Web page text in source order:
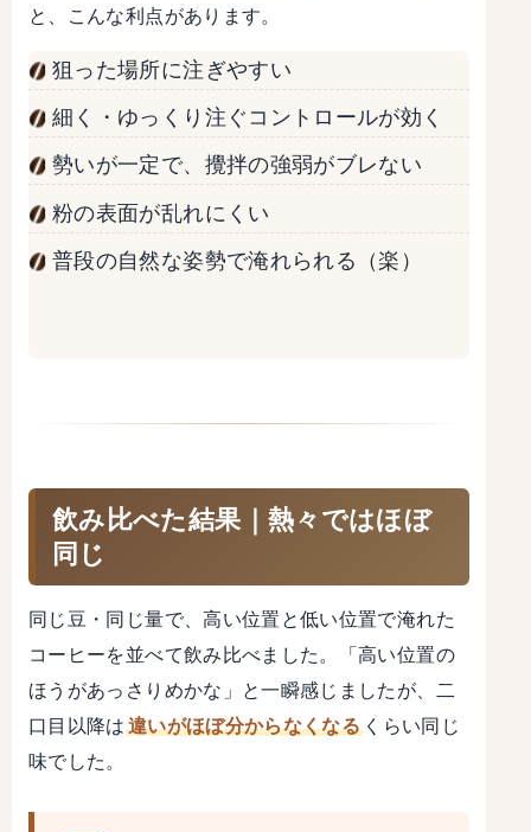
と、こんな利点があります。
狙った場所に注ぎやすい
細く・ゆっくり注ぐコントロールが効く
勢いが一定で、攪拌の強弱がブレない
粉の表面が乱れにくい
普段の自然な姿勢で淹れられる（楽）
飲み比べた結果｜熱々ではほぼ
同じ
同じ豆・同じ量で、高い位置と低い位置で淹れた
コーヒーを並べて飲み比べました。「高い位置の
ほうがあっさりめかな」と一瞬感じましたが、二
口目以降は 違いがほぼ分からなくなる くらい同じ
味でした。